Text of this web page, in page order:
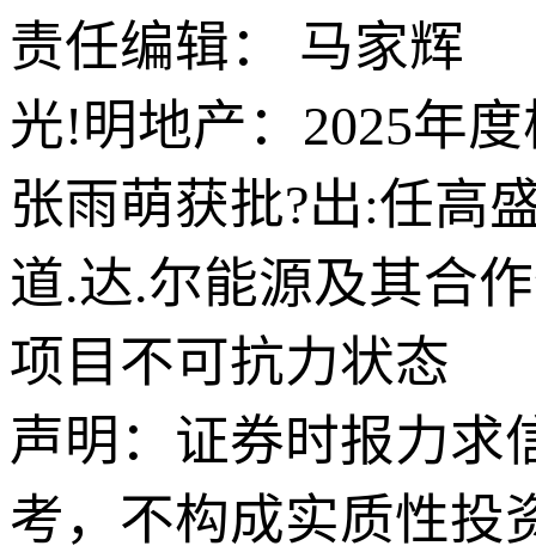
责任编辑： 马家辉
光!明地产：2025年
张雨萌获批?出:任高
道.达.尔能源及其合
项目不可抗力状态
声明：证券时报力求
考，不构成实质性投